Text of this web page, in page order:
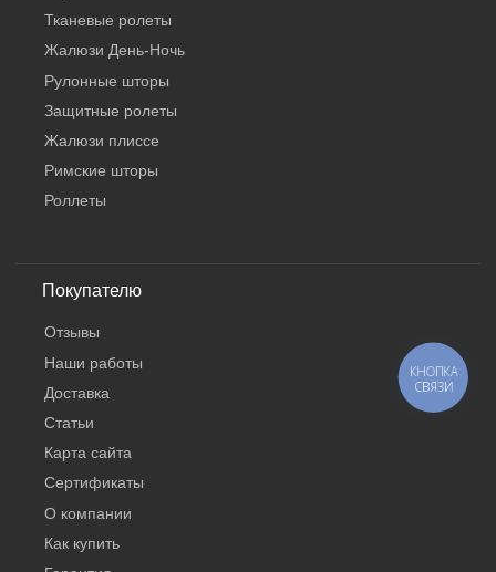
Тканевые ролеты
Жалюзи День-Ночь
Рулонные шторы
Защитные ролеты
Жалюзи плиссе
Римские шторы
Роллеты
Покупателю
Отзывы
Наши работы
Доставка
Статьи
Карта сайта
Сертификаты
О компании
Как купить
КНОПКА
СВЯЗИ